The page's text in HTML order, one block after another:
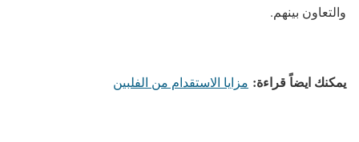
والتعاون بينهم.
يمكنك ايضاً قراءة: مزايا الاستقدام من الفلبين